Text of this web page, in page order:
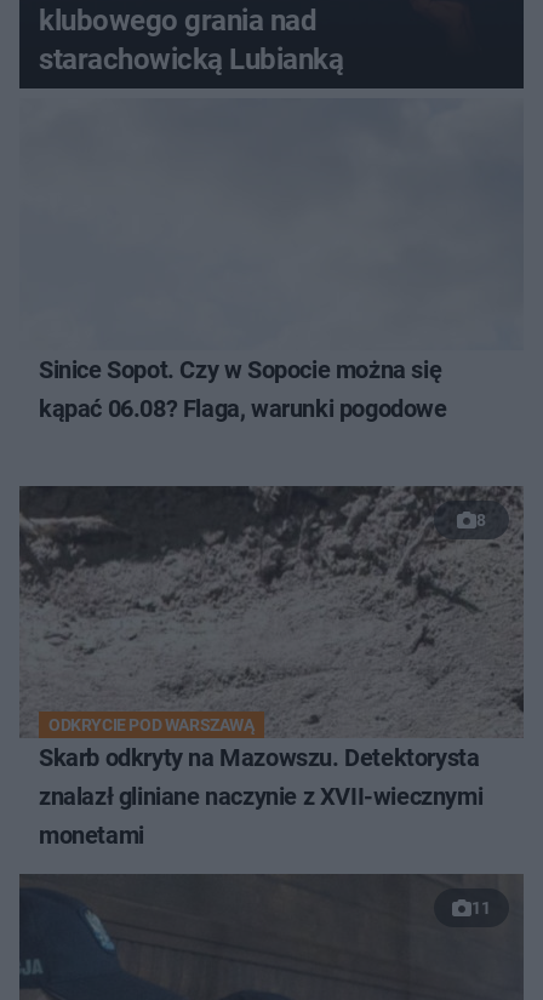
klubowego grania nad
starachowicką Lubianką
Sinice Sopot. Czy w Sopocie można się
kąpać 06.08? Flaga, warunki pogodowe
8
ODKRYCIE POD WARSZAWĄ
Skarb odkryty na Mazowszu. Detektorysta
znalazł gliniane naczynie z XVII-wiecznymi
monetami
11